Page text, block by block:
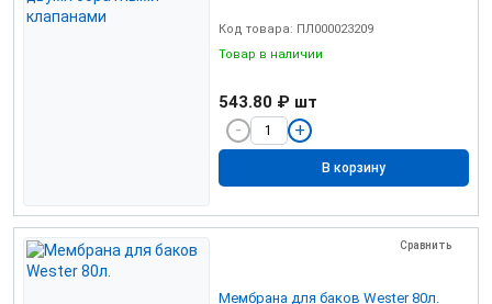
Код товара: ПЛ000023209
Товар в наличии
543.80 ₽ шт
В корзину
Сравнить
Мембрана для баков Wester 80л.